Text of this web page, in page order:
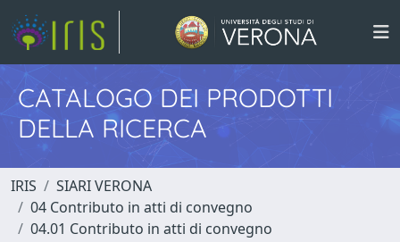
CATALOGO DEI PRODOTTI
DELLA RICERCA
IRIS
SIARI VERONA
04 Contributo in atti di convegno
04.01 Contributo in atti di convegno